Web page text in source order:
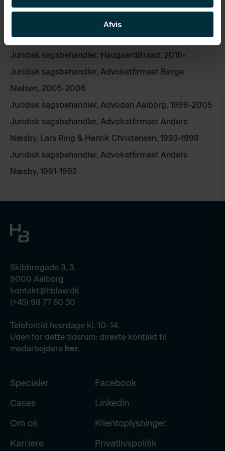
Afvis
Juridisk sagsbehandler, HaugaardBraad, 2016-
Juridisk sagsbehandler, Advokatfirmaet Børge
Nielsen, 2005-2006
Juridisk sagsbehandler, Advodan Aalborg, 1998-2005
Juridisk sagsbehandler, Advokatfirmaet Anders
Næsby, Lars Ring & Henrik Christensen, 1993-1998
Juridisk sagsbehandler, Advokatfirmaet Anders
Næsby, 1991-1992
Skibbrogade 3, 3.
9000 Aalborg
kontakt@hblaw.dk
(+45) 98 77 50 30
Telefontid hverdage kl. 10–14.
Uden for dette tidsrum: direkte kontakt til
medarbejdere her.
Specialer
Cases
Om os
Karriere
Facebook
LinkedIn
Klientoplysninger
Privatlivspolitik